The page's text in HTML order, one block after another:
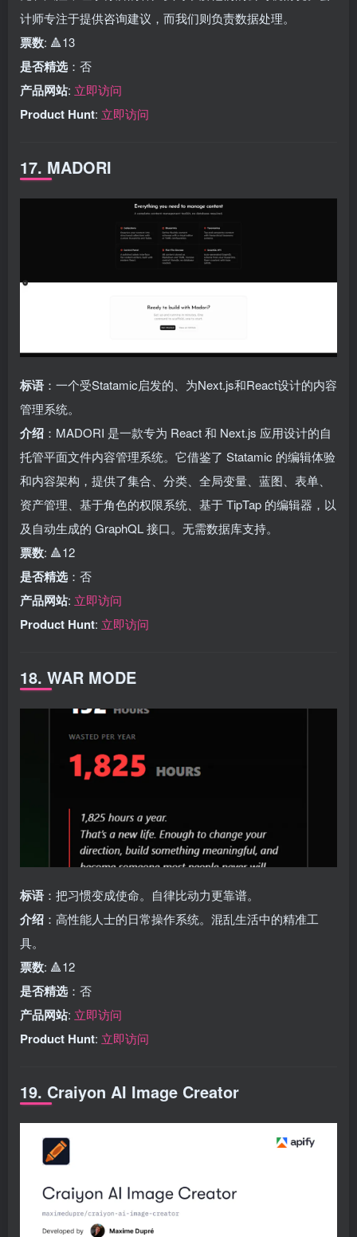
计师专注于提供咨询建议，而我们则负责数据处理。
票数: 🔺13
是否精选 ：否
产品网站: 立即访问
Product Hunt: 立即访问
17. MADORI
标语 ：一个受Statamic启发的、为Next.js和React设计的内容
管理系统。
介绍 ：MADORI 是一款专为 React 和 Next.js 应用设计的自
托管平面文件内容管理系统。它借鉴了 Statamic 的编辑体验
和内容架构，提供了集合、分类、全局变量、蓝图、表单、
资产管理、基于角色的权限系统、基于 TipTap 的编辑器，以
及自动生成的 GraphQL 接口。无需数据库支持。
票数: 🔺12
是否精选 ：否
产品网站: 立即访问
Product Hunt: 立即访问
18. WAR MODE
标语 ：把习惯变成使命。自律比动力更靠谱。
介绍 ：高性能人士的日常操作系统。混乱生活中的精准工
具。
票数: 🔺12
是否精选 ：否
产品网站: 立即访问
Product Hunt: 立即访问
19. Craiyon AI Image Creator